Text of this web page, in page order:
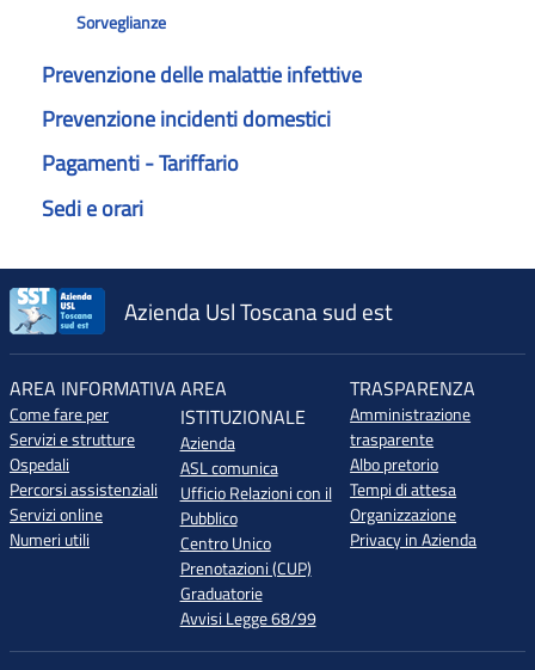
Sorveglianze
Prevenzione delle malattie infettive
Prevenzione incidenti domestici
Pagamenti - Tariffario
Sedi e orari
Azienda Usl Toscana sud est
AREA INFORMATIVA
Come fare per
Servizi e strutture
Ospedali
Percorsi assistenziali
Servizi online
Numeri utili
AREA
ISTITUZIONALE
Azienda
ASL comunica
Ufficio Relazioni con il
Pubblico
Centro Unico
Prenotazioni (CUP)
Graduatorie
Avvisi Legge 68/99
TRASPARENZA
Amministrazione
trasparente
Albo pretorio
Tempi di attesa
Organizzazione
Privacy in Azienda